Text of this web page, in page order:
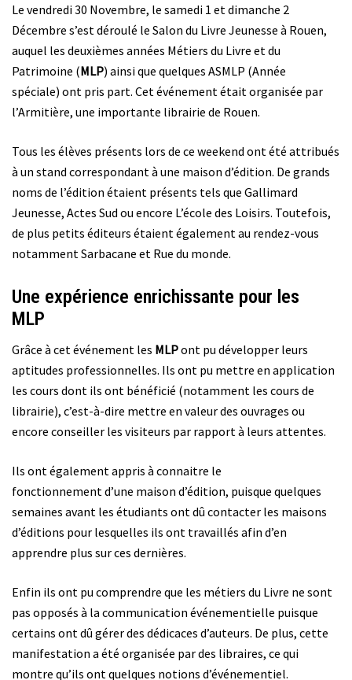
Le vendredi 30 Novembre, le samedi 1 et dimanche 2
Décembre s’est déroulé le Salon du Livre Jeunesse à Rouen,
auquel les deuxièmes années Métiers du Livre et du
Patrimoine (MLP) ainsi que quelques ASMLP (Année
spéciale) ont pris part. Cet événement était organisée par
l’Armitière, une importante librairie de Rouen.
Tous les élèves présents lors de ce weekend ont été attribués
à un stand correspondant à une maison d’édition. De grands
noms de l’édition étaient présents tels que Gallimard
Jeunesse, Actes Sud ou encore L’école des Loisirs. Toutefois,
de plus petits éditeurs étaient également au rendez-vous
notamment Sarbacane et Rue du monde.
Une expérience enrichissante pour les
MLP
Grâce à cet événement les MLPont pu développer leurs
aptitudes professionnelles. Ils ont pu mettre en application
les cours dont ils ont bénéficié (notamment les cours de
librairie), c’est-à-dire mettre en valeur des ouvrages ou
encore conseiller les visiteurs par rapport à leurs attentes.
Ils ont également appris à connaitre le
fonctionnement d’une maison d’édition, puisque quelques
semaines avant les étudiants ont dû contacter les maisons
d’éditions pour lesquelles ils ont travaillés afin d’en
apprendre plus sur ces dernières.
Enfin ils ont pu comprendre que les métiers du Livre ne sont
pas opposés à la communication événementielle puisque
certains ont dû gérer des dédicaces d’auteurs. De plus, cette
manifestation a été organisée par des libraires, ce qui
montre qu’ils ont quelques notions d’événementiel.